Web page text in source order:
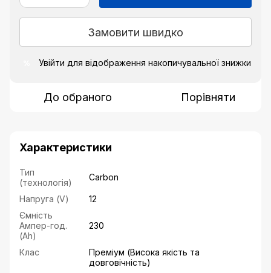
Замовити швидко
Увійти для відображення накопичувальної знижки
До обраного Порівняти
Характеристики
Тип
(технологія)
Carbon
Напруга (V)
12
Ємність
Ампер-год.
(Ah)
230
Клас
Преміум (Висока якість та
довговічність)